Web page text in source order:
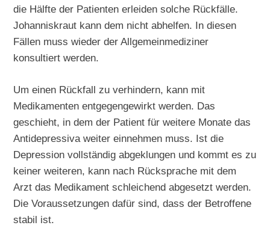
die Hälfte der Patienten erleiden solche Rückfälle.
Johanniskraut kann dem nicht abhelfen. In diesen
Fällen muss wieder der Allgemeinmediziner
konsultiert werden.
Um einen Rückfall zu verhindern, kann mit
Medikamenten entgegengewirkt werden. Das
geschieht, in dem der Patient für weitere Monate das
Antidepressiva weiter einnehmen muss. Ist die
Depression vollständig abgeklungen und kommt es zu
keiner weiteren, kann nach Rücksprache mit dem
Arzt das Medikament schleichend abgesetzt werden.
Die Voraussetzungen dafür sind, dass der Betroffene
stabil ist.